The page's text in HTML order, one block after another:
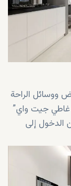
ووسائل الراحة
جيت واي”
الدخول إلى